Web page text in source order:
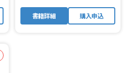
書籍詳細 購入申込